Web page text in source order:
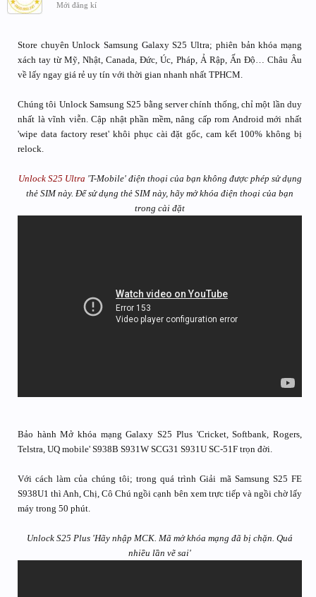
Mới đăng kí
Store chuyên Unlock Samsung Galaxy S25 Ultra; phiên bản khóa mạng
xách tay từ Mỹ, Nhật, Canada, Đức, Úc, Pháp, Ả Rập, Ấn Độ… Châu Âu
về lấy ngay giá rẻ uy tín với thời gian nhanh nhất TPHCM.
Chúng tôi Unlock Samsung S25 bằng server chính thống, chỉ một lần duy
nhất là vĩnh viễn. Cập nhật phần mềm, nâng cấp rom Android mới nhất
'wipe data factory reset' khôi phục cài đặt gốc, cam kết 100% không bị
relock.
Unlock S25 Ultra 'T-Mobile' điện thoại của bạn không được phép sử dụng
thẻ SIM này. Để sử dụng thẻ SIM này, hãy mở khóa điện thoại của bạn
trong cài đặt
Bảo hành Mở khóa mạng Galaxy S25 Plus 'Cricket, Softbank, Rogers,
Telstra, UQ mobile' S938B S931W SCG31 S931U SC-51F trọn đời.
Với cách làm của chúng tôi; trong quá trình Giải mã Samsung S25 FE
S938U1 thì Anh, Chị, Cô Chú ngồi cạnh bên xem trực tiếp và ngồi chờ lấy
máy trong 50 phút.
Unlock S25 Plus 'Hãy nhập MCK. Mã mở khóa mạng đã bị chặn. Quá
nhiều lần vẽ sai'